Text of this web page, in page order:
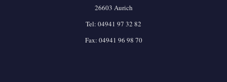
26603 Aurich
Tel: 04941 97 32 82
Fax: 04941 96 98 70